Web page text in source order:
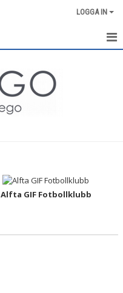
LOGGA IN
Alfta GIF Fotbollklubb